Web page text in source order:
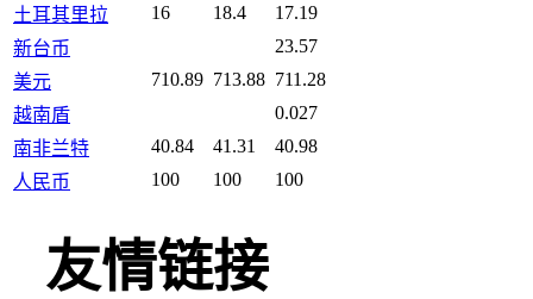
土耳其里拉
16 18.4
17.19
新台币
23.57
美元
710.89 713.88 711.28
越南盾
0.027
南非兰特
40.84 41.31
40.98
人民币
100 100 100
友情链接